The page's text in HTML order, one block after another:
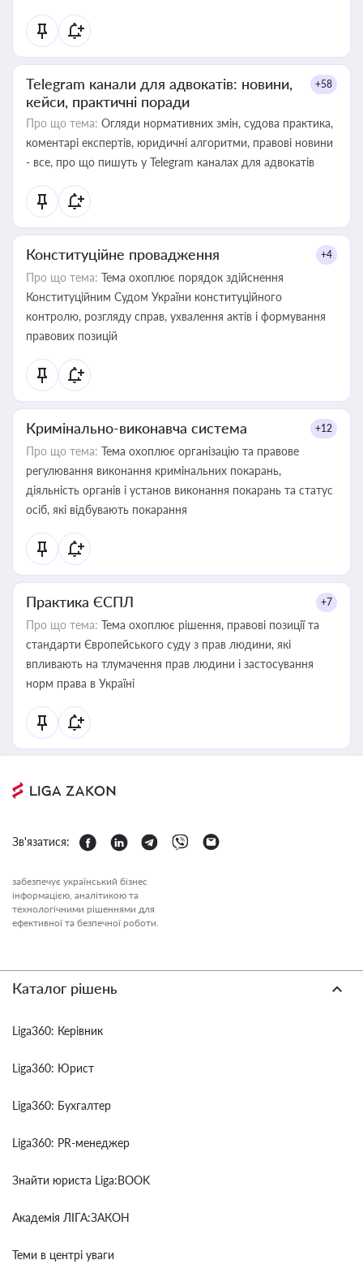
Telegram канали для адвокатів: новини,
кейси, практичні поради
+58
Про що тема: Огляди нормативних змін, судова практика,
коментарі експертів, юридичні алгоритми, правові новини
- все, про що пишуть у Telegram каналах для адвокатів
Конституційне провадження +4
Про що тема: Тема охоплює порядок здійснення
Конституційним Судом України конституційного
контролю, розгляду справ, ухвалення актів і формування
правових позицій
Кримінально-виконавча система +12
Про що тема: Тема охоплює організацію та правове
регулювання виконання кримінальних покарань,
діяльність органів і установ виконання покарань та статус
осіб, які відбувають покарання
Практика ЄСПЛ +7
Про що тема: Тема охоплює рішення, правові позиції та
стандарти Європейського суду з прав людини, які
впливають на тлумачення прав людини і застосування
норм права в Україні
Зв'язатися:
забезпечує український бізнес
інформацією, аналітикою та
технологічними рішеннями для
ефективної та безпечної роботи.
Каталог рішень
Liga360: Керівник
Liga360: Юрист
Liga360: Бухгалтер
Liga360: PR-менеджер
Знайти юриста Liga:BOOK
Академія ЛІГА:ЗАКОН
Теми в центрі уваги